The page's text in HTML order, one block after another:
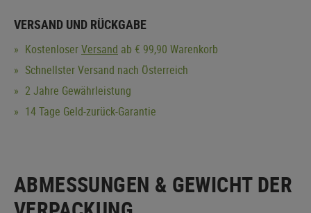
VERSAND UND RÜCKGABE
KostenloserVersand ab € 99,90 Warenkorb
Schnellster Versand nach Österreich
2 Jahre Gewährleistung
14 Tage Geld-zurück-Garantie
ABMESSUNGEN & GEWICHT DER